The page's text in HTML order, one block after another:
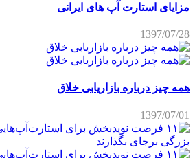
مزایای استارت آپ های ایرانی
1397/07/28
همه چیز درباره بازاریابی خلاق
1397/07/01